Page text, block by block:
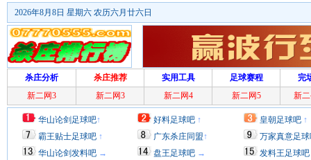
2026年8月8日 星期六 农历六月廿六日
杀庄分析 杀庄推荐 实用工具 足球赛程
完
新二网3
新二网3 新二网4 新二网5 新
华山论剑足球吧↑
霸王贴士足球吧 ↑
华山论剑发料吧 →
好料足球吧 ↑
广东杀庄同盟↑
盘王足球吧 →
皇朝足球吧 ↑
万家真意足
发料王足球吧